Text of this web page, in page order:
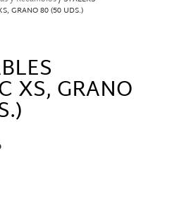
GRANO 80 (50 UDS.)
XS, GRANO